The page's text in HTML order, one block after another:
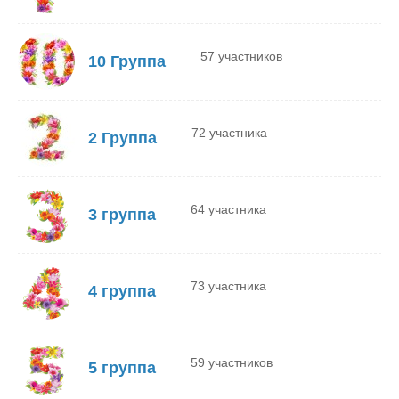
10 Группа 57 участников
2 Группа 72 участника
3 группа 64 участника
4 группа 73 участника
5 группа 59 участников